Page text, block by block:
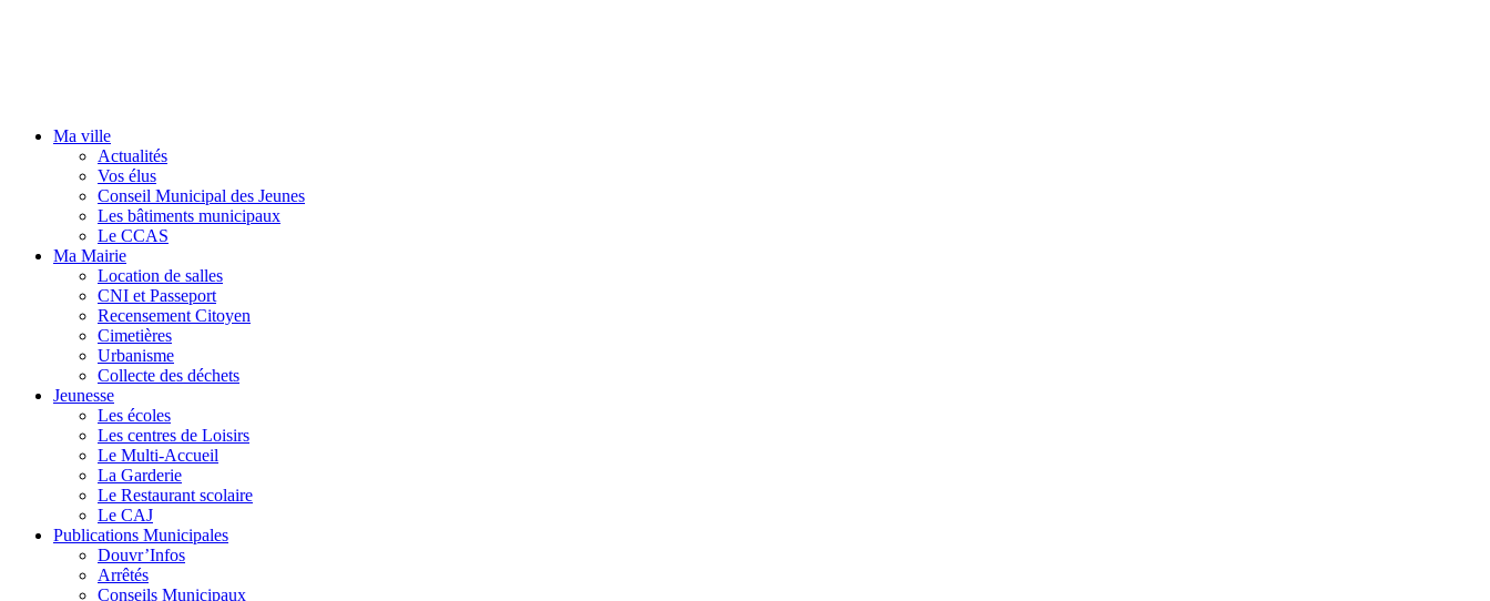
Ma ville
Actualités
Vos élus
Conseil Municipal des Jeunes
Les bâtiments municipaux
Le CCAS
Ma Mairie
Location de salles
CNI et Passeport
Recensement Citoyen
Cimetières
Urbanisme
Collecte des déchets
Jeunesse
Les écoles
Les centres de Loisirs
Le Multi-Accueil
La Garderie
Le Restaurant scolaire
Le CAJ
Publications Municipales
Douvr’Infos
Arrêtés
Conseils Municipaux